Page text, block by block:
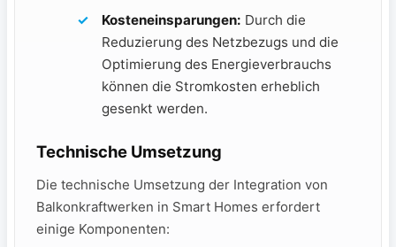
Kosteneinsparungen: Durch die
Reduzierung des Netzbezugs und die
Optimierung⁣ des Energieverbrauchs
können die Stromkosten erheblich
gesenkt werden.
Technische Umsetzung
Die technische Umsetzung der Integration von
Balkonkraftwerken in Smart Homes erfordert
einige‌ Komponenten: